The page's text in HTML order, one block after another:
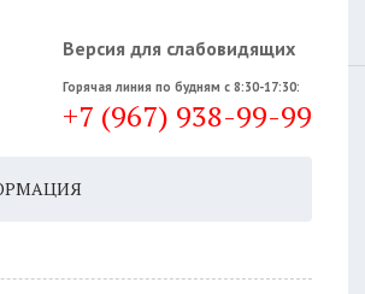
Версия для слабовидящих
Горячая линия по будням с 8:30-17:30:
+7 (967) 938-99-99